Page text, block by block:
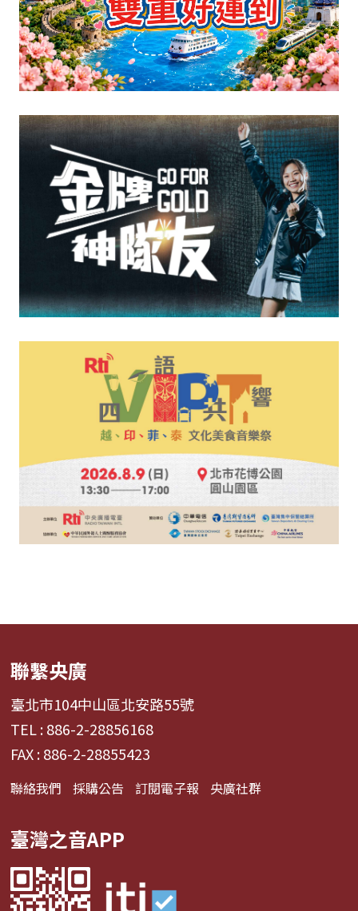
聯繫央廣
臺北市104中山區北安路55號
TEL : 886-2-28856168
FAX : 886-2-28855423
聯絡我們 採購公告 訂閱電子報 央廣社群
臺灣之音APP